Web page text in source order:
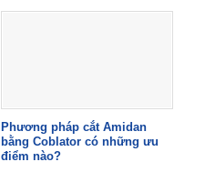
Phương pháp cắt Amidan
bằng Coblator có những ưu
điểm nào?